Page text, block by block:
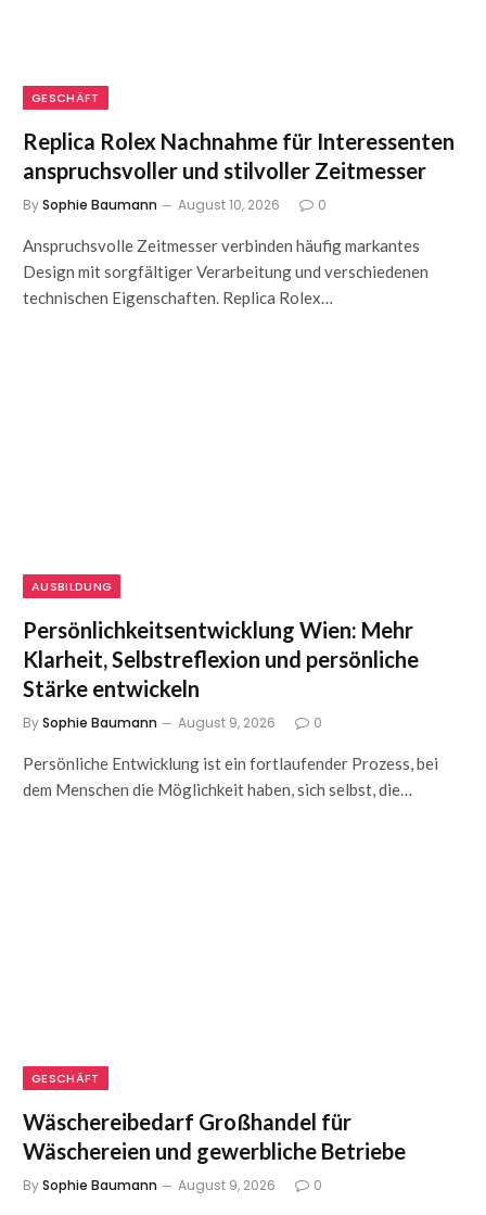
GESCHÄFT
Replica Rolex Nachnahme für Interessenten
anspruchsvoller und stilvoller Zeitmesser
BySophie Baumann August 10, 2026 0
Anspruchsvolle Zeitmesser verbinden häufig markantes
Design mit sorgfältiger Verarbeitung und verschiedenen
technischen Eigenschaften. Replica Rolex…
AUSBILDUNG
Persönlichkeitsentwicklung Wien: Mehr
Klarheit, Selbstreflexion und persönliche
Stärke entwickeln
BySophie Baumann August 9, 2026 0
Persönliche Entwicklung ist ein fortlaufender Prozess, bei
dem Menschen die Möglichkeit haben, sich selbst, die…
GESCHÄFT
Wäschereibedarf Großhandel für
Wäschereien und gewerbliche Betriebe
BySophie Baumann August 9, 2026 0